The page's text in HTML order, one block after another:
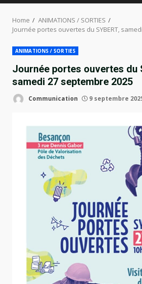
Home
ANIMATIONS / SORTIES
Journée portes ouvertes du SYBERT,
ANIMATIONS / SORTIES
Journée portes ouvertes du
samedi 27 septembre 2025
Communication 9 septembre